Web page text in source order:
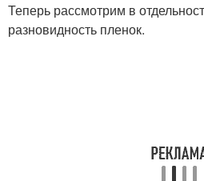
Теперь рассмотрим в
разновидность пленок.